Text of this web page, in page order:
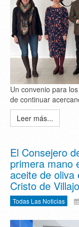
Un convenio para
de continuar
Leer más...
El Consejero
primera mano
aceite de
Cristo de
Todas Las Noticias